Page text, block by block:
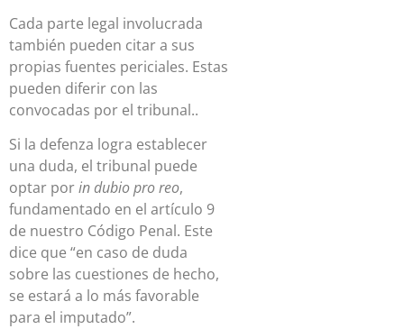
Cada parte legal involucrada
también pueden citar a sus
propias fuentes periciales. Estas
pueden diferir con las
convocadas por el tribunal..
Si la defenza logra establecer
una duda, el tribunal puede
optar porin dubio pro reo,
fundamentado en el artículo 9
de nuestro Código Penal. Este
dice que “en caso de duda
sobre las cuestiones de hecho,
se estará a lo más favorable
para el imputado”.